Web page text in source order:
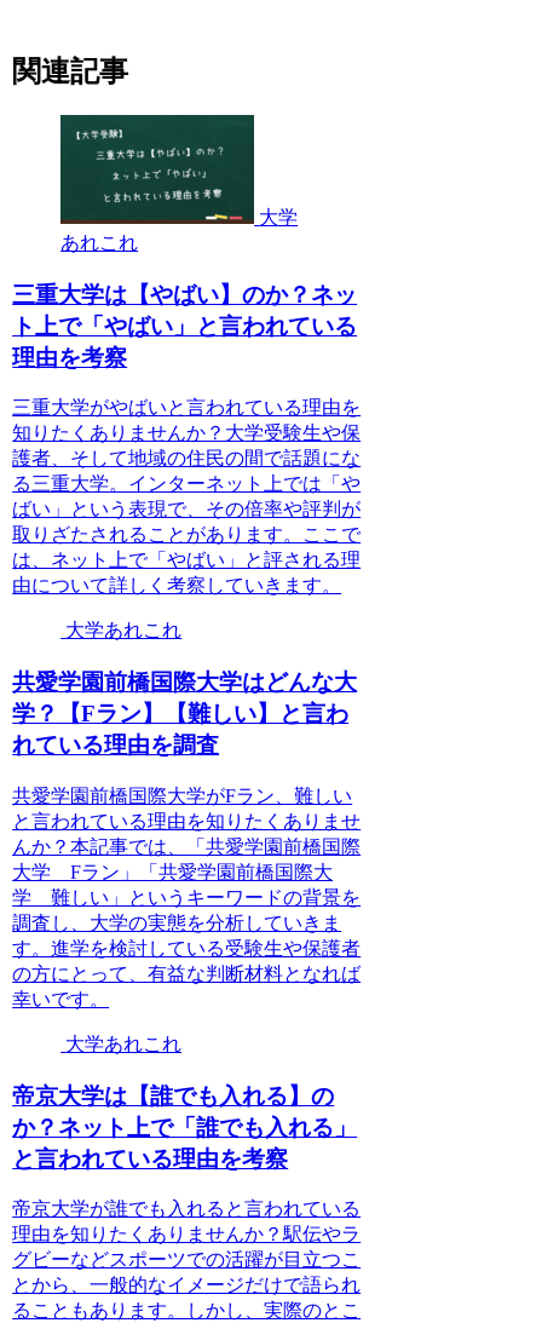
関連記事
大学
あれこれ
三重大学は【やばい】のか？ネッ
ト上で「やばい」と言われている
理由を考察
三重大学がやばいと言われている理由を
知りたくありませんか？大学受験生や保
護者、そして地域の住民の間で話題にな
る三重大学。インターネット上では「や
ばい」という表現で、その倍率や評判が
取りざたされることがあります。ここで
は、ネット上で「やばい」と評される理
由について詳しく考察していきます。
大学あれこれ
共愛学園前橋国際大学はどんな大
学？【Fラン】【難しい】と言わ
れている理由を調査
共愛学園前橋国際大学がFラン、難しい
と言われている理由を知りたくありませ
んか？本記事では、「共愛学園前橋国際
大学 Fラン」「共愛学園前橋国際大
学 難しい」というキーワードの背景を
調査し、大学の実態を分析していきま
す。進学を検討している受験生や保護者
の方にとって、有益な判断材料となれば
幸いです。
大学あれこれ
帝京大学は【誰でも入れる】の
か？ネット上で「誰でも入れる」
と言われている理由を考察
帝京大学が誰でも入れると言われている
理由を知りたくありませんか？駅伝やラ
グビーなどスポーツでの活躍が目立つこ
とから、一般的なイメージだけで語られ
ることもあります。しかし、実際のとこ